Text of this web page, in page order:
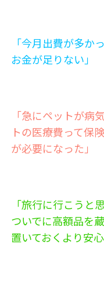
「今月出費が多か
お金が足りない」
「急にペットが病
トの医療費って保
が必要になった」
「旅行に行こうと
ついでに高額品を
置いておくより安心